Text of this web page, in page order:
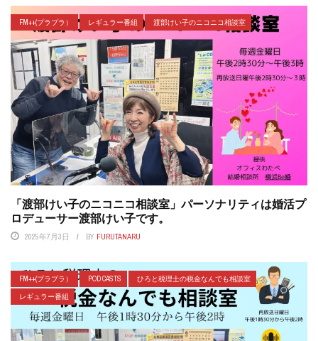
FM++(プラプラ） レギュラー番組 渡部けい子のニコニコ相談室
「渡部けい子のニコニコ相談室」パーソナリティは婚活プ
ロデューサー渡部けい子です。
2025年7月3日 BY FURUTANARU
FM++(プラプラ） POD CASTS
ひろと税理士の税金なんでも相談室
レギュラー番組